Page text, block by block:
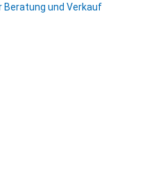
Beratung und Verkauf